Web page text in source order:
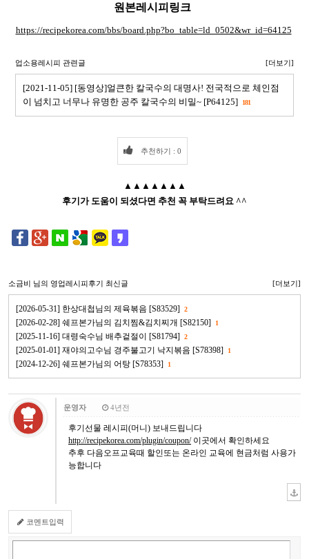
원본레시피링크
https://recipekorea.com/bbs/board.php?bo_table=ld_0502&wr_id=64125
업소용레시피 관련글 [더보기]
[2021-11-05] [동영상]얼큰한 칼국수의 대명사! 전국적으로 체인점
이 넘치고 너무나 유명한 공주 칼국수의 비밀~ [P64125]
181
추천하기 : 0
▲▲▲▲▲▲▲
후기가 도움이 되셨다면 추천 꼭 부탁드려요 ^^
소금비 님의 영업레시피후기 최신글 [더보기]
[2026-05-31] 한상대첩님의 제육볶음 [S83529] 2
[2026-02-28] 쉐프본가님의 김치찜&김치찌개 [S82150] 1
[2025-11-16] 대령숙수님 배추겉절이 [S81794] 2
[2025-01-01] 재야의고수님 경주불고기 낙지볶음 [S78398] 1
[2024-12-26] 쉐프본가님의 어탕 [S78353] 1
운영자 4년전
후기선물 레시피(머니) 보내드립니다
http://recipekorea.com/plugin/coupon/이곳에서 확인하세요
추후 다음오프교육때 할인또는 온라인 교육에 현금처럼 사용가
능합니다
코멘트입력